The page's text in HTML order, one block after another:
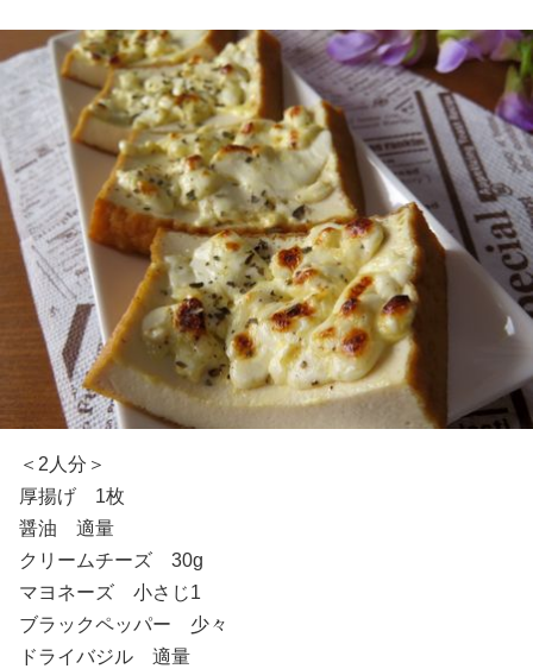
＜2人分＞
厚揚げ 1枚
醤油 適量
クリームチーズ 30g
マヨネーズ 小さじ1
ブラックペッパー 少々
ドライバジル 適量